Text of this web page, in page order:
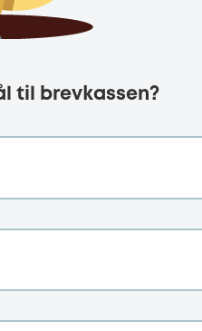
til brevkassen?